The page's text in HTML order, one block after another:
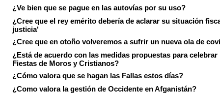
¿Ve bien que se pague en las autovías por su uso?
¿Cree que el rey emérito debería de aclarar su situación
justicia'
¿Cree que en otoño volveremos a sufrir un nueva ola de
¿Está de acuerdo con las medidas propuestas para celebrar
Fiestas de Moros y Cristianos?
¿Cómo valora que se hagan las Fallas estos días?
¿Como valora la gestión de Occidente en Afganistán?